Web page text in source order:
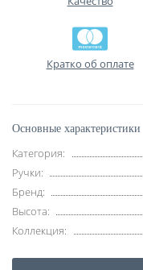
Кратко об оплате
Основные характеристики
Категория:
Ручки:
Бренд:
Высота:
Коллекция: